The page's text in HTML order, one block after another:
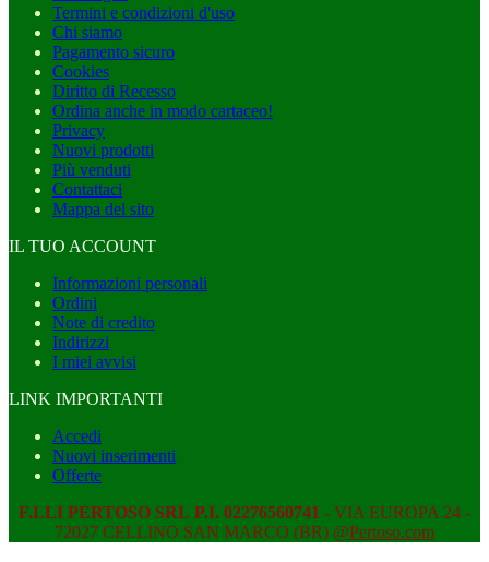
Termini e condizioni d'uso
Chi siamo
Pagamento sicuro
Cookies
Diritto di Recesso
Ordina anche in modo cartaceo!
Privacy
Nuovi prodotti
Più venduti
Contattaci
Mappa del sito
IL TUO ACCOUNT
Informazioni personali
Ordini
Note di credito
Indirizzi
I miei avvisi
LINK IMPORTANTI
Accedi
Nuovi inserimenti
Offerte
F.LLI PERTOSO SRL P.I. 02276560741 - VIA EUROPA 24 -
72027 CELLINO SAN MARCO (BR) @Pertoso.com